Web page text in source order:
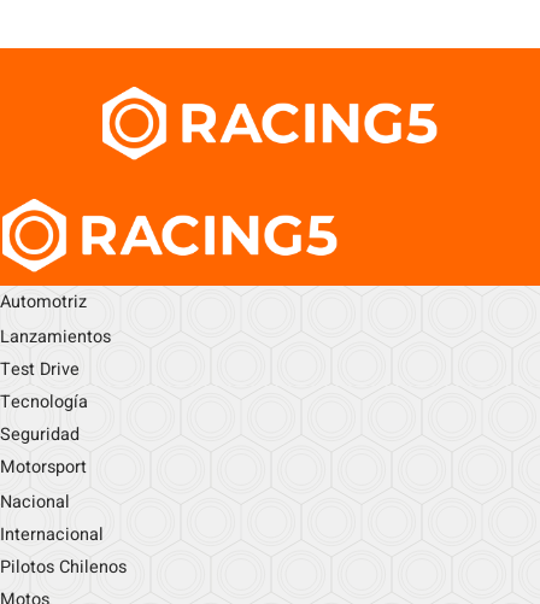
Automotriz
Lanzamientos
Test Drive
Tecnología
Seguridad
Motorsport
Nacional
Internacional
Pilotos Chilenos